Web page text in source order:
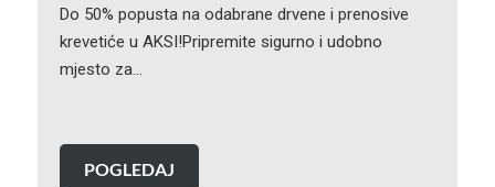
Do 50% popusta na odabrane drvene i prenosive
krevetiće u AKSI!Pripremite sigurno i udobno
mjesto za…
POGLEDAJ